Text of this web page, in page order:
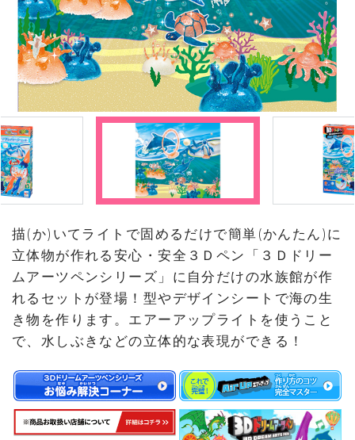
描(か)いてライトで固めるだけで簡単(かんたん)に
立体物が作れる安心・安全３Ｄペン「３Ｄドリー
ムアーツペンシリーズ」に自分だけの水族館が作
れるセットが登場！型やデザインシートで海の生
き物を作ります。エアーアップライトを使うこと
で、水しぶきなどの立体的な表現ができる！